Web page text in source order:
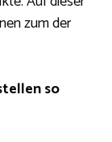
zum der
so